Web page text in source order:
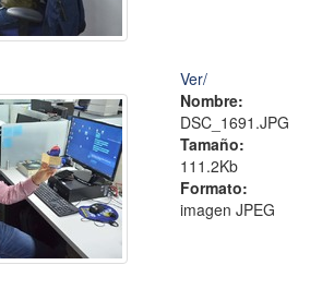
Ver/
Nombre:
DSC_1691.JPG
Tamaño:
111.2Kb
Formato:
imagen JPEG